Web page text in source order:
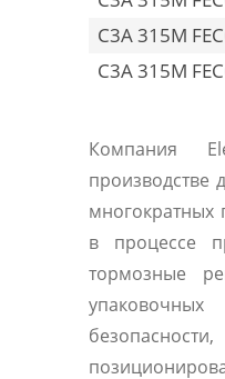
C3A 315M
C3A 315M
Компания
производстве
многократных
в процессе
тормозные